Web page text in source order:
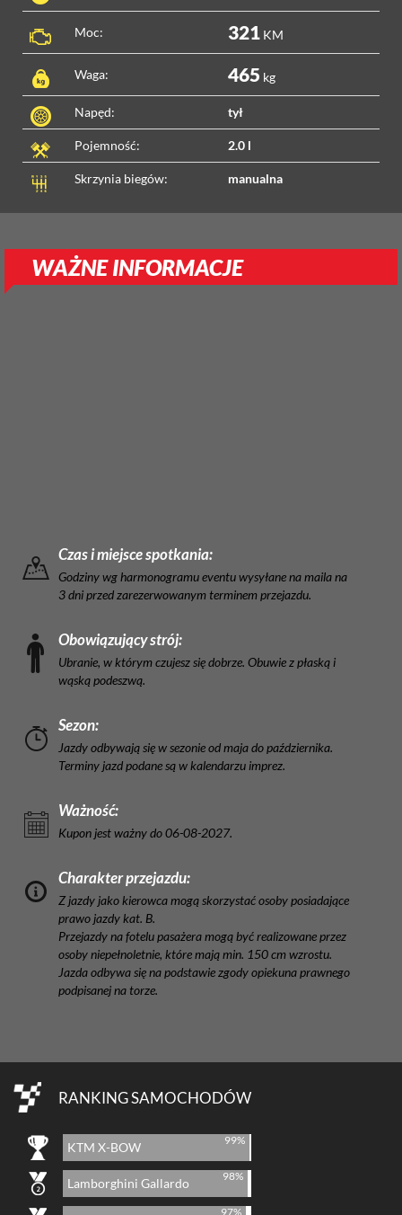
Moc: 321 KM
Waga: 465 kg
Napęd: tył
Pojemność: 2.0 l
Skrzynia biegów: manualna
WAŻNE INFORMACJE
Czas i miejsce spotkania:
Godziny wg harmonogramu eventu wysyłane na maila na
3 dni przed zarezerwowanym terminem przejazdu.
Obowiązujący strój:
Ubranie, w którym czujesz się dobrze. Obuwie z płaską i
wąską podeszwą.
Sezon:
Jazdy odbywają się w sezonie od maja do października.
Terminy jazd podane są w kalendarzu imprez.
Ważność:
Kupon jest ważny do 06-08-2027.
Charakter przejazdu:
Z jazdy jako kierowca mogą skorzystać osoby posiadające
prawo jazdy kat. B.
Przejazdy na fotelu pasażera mogą być realizowane przez
osoby niepełnoletnie, które mają min. 150 cm wzrostu.
Jazda odbywa się na podstawie zgody opiekuna prawnego
podpisanej na torze.
RANKING SAMOCHODÓW
99%
KTM X-BOW
98%
Lamborghini Gallardo
97%